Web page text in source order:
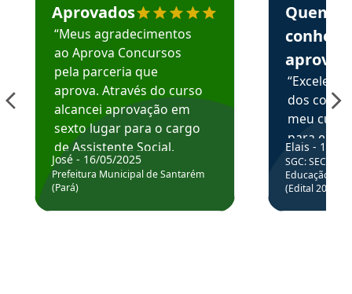
Aprovados
“Meus agradecimentos
ao Aprova Concursos
pela parceria que
aprova. Através do curso
alcancei aprovação em
sexto lugar para o cargo
de Assistente Social.
Hoje estou atuando na
Prefeitura de Santarém.
José - 16/05/2025
Prefeitura Municipal de Santarém
(Pará)
Quem
aprova
dos
meu
para
colocar
através
de
Elais - 15/
SGC: SEC BA
Educação
(Edital